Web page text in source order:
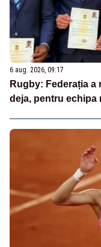
6 aug. 2026, 09:17
Rugby: Federația
deja, pentru echipa